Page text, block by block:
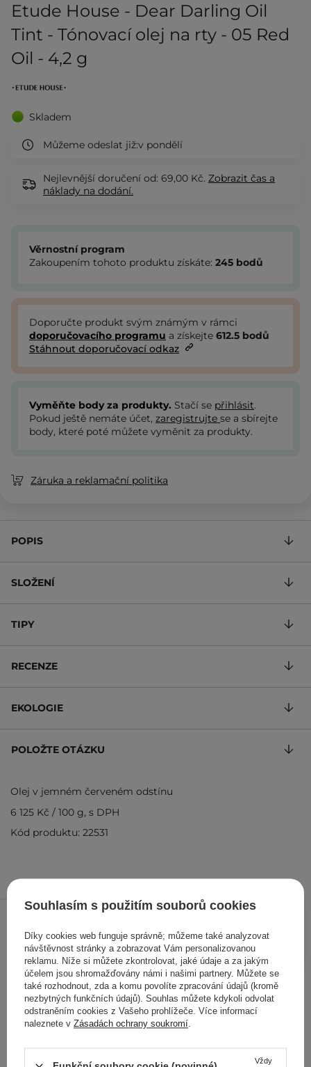
Etude House - Dear Darling Oil
Tint - Tónovací olej na rty - 05 Red
Oil - 4,2 g
Skladem
Můžeme odeslat již:v pondělí
Nejlevnější doručení od: 69,00 Kč. Zobrazit čas a
náklady na dodání.
245 Kč /ks
PŘIDAT DO KOŠÍKU
Věrnostní program
Zakoupením tohoto produktu získáte: 245 bodů
Doporučte produkt svým známým v rámci
doporučovacího programu a získejte 612.5 bodů
Stáhnout doporučovací odkaz
Vyměňte body za produkty. Stačí se přihlásit.
Pokud ještě nemáte účet, zaregistrujte se a sbírejte
body, které poté můžete vyměnit za produkty.
Záruka a reklamační politika
POPIS
SLOŽENÍ
TIPY
RECENZE
EKOLOGIE
POLOŽTE OTÁZKU
Olej v jemném červeném odstínu
6 125 Kč / 100 g, s DPH
Kód produktu: 22531
Ostatní zákazníci si prohlédli
Souhlasím s použitím souborů cookies
Díky cookies web funguje správně; můžeme také analyzovat
návštěvnost stránky a zobrazovat Vám personalizovanou
reklamu. Níže si můžete zkontrolovat, jaké údaje a za jakým
účelem jsou shromažďovány námi i našimi partnery. Můžete se
také rozhodnout, zda a komu povolíte zpracování údajů (kromě
nezbytných funkčních údajů). Souhlas můžete kdykoli odvolat
odstraněním cookies z Vašeho prohlížeče. Více informací
naleznete v Zásadách ochrany soukromí
Vždy